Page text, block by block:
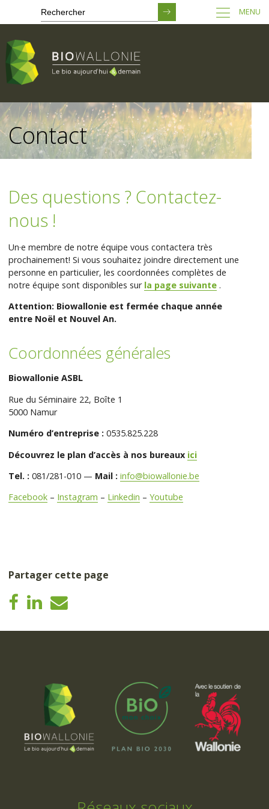
Passer
au
contenu
principal
MENU
Contact
Des questions ? Contactez-
nous !
Un·e membre de notre équipe vous contactera très
prochainement! Si vous souhaitez joindre directement une
personne en particulier, les coordonnées complètes de
notre équipe sont disponibles sur la page suivante .
Attention: Biowallonie est fermée chaque année
entre Noël et Nouvel An.
Coordonnées générales
Biowallonie ASBL
Rue du Séminaire 22, Boîte 1
5000 Namur
Numéro d’entreprise : 0535.825.228
Découvrez le plan d’accès à nos bureaux ici
Tel. : 081/281-010 — Mail : info@biowallonie.be
Facebook – Instagram – Linkedin –Youtube
Partager cette page